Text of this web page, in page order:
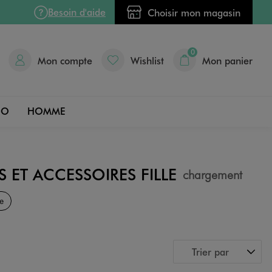
Besoin d'aide Choisir mon magasin
Mon compte Wishlist
0
Mon panier
HOMME
ACCESSOIRES FILLE chargement
Trier par